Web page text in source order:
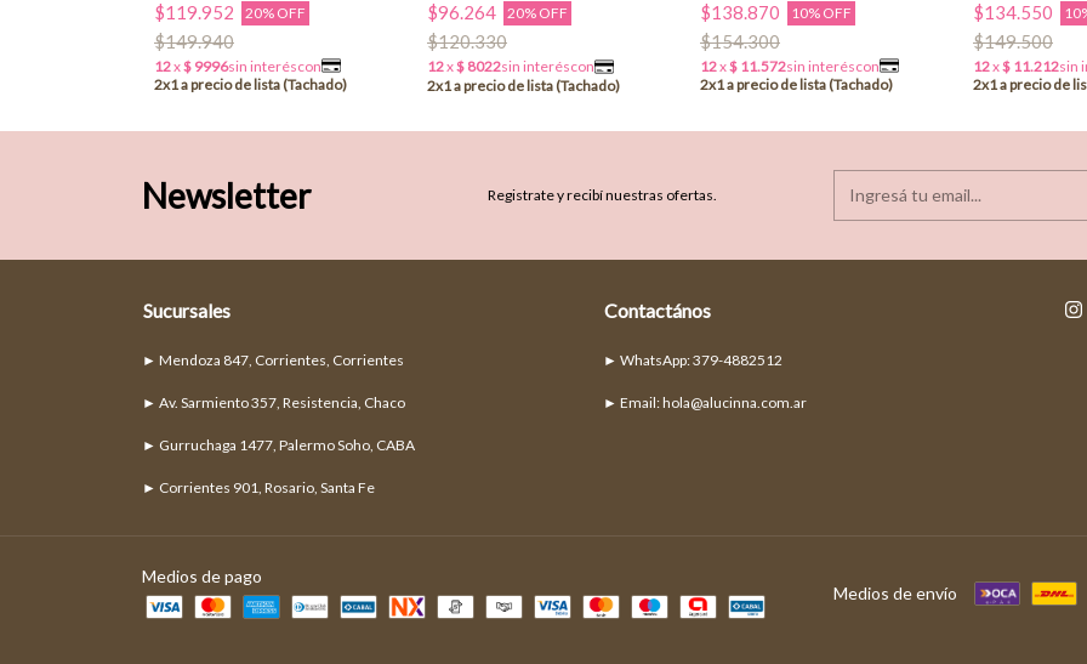
$119.952 20% OFF
$149.940
$96.264 20% OFF
$120.330
$138.870 10% OFF
$154.300
$134.550
$149.500
Newsletter Registrate y recibí nuestras ofertas.
Sucursales
► Mendoza 847, Corrientes, Corrientes
► Av. Sarmiento 357, Resistencia, Chaco
► Gurruchaga 1477, Palermo Soho, CABA
► Corrientes 901, Rosario, Santa Fe
Contactános
► Email:hola@alucinna.com.ar
Medios de pago
Medios de envío